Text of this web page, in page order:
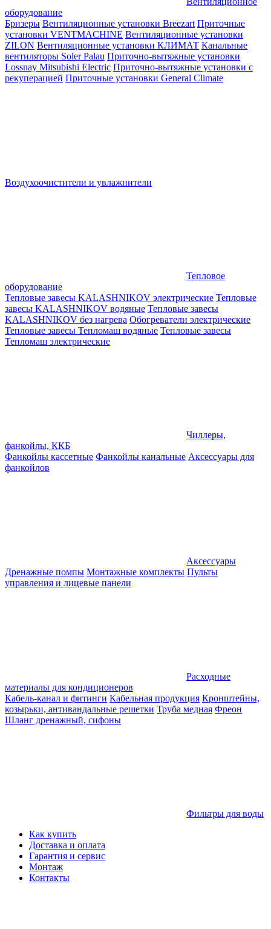
оборудование
Бризеры Вентиляционные установки Breezart Приточные
установки VENTMACHINE Вентиляционные установки
ZILON Вентиляционные установки КЛИМАТ Канальные
вентиляторы Soler Palau Приточно-вытяжные установки
Lossnay Mitsubishi Electric Приточно-вытяжные установки с
рекуперацией Приточные установки General Climate
Воздухоочистители и увлажнители
Тепловое
оборудование
Тепловые завесы KALASHNIKOV электрические Тепловые
завесы KALASHNIKOV водяные Тепловые завесы
KALASHNIKOV без нагрева Обогреватели электрические
Тепловые завесы Тепломаш водяные Тепловые завесы
Тепломаш электрические
Чиллеры,
фанкойлы, ККБ
Фанкойлы кассетные Фанкойлы канальные Аксессуары для
фанкойлов
Аксессуары
Дренажные помпы Монтажные комплекты Пульты
управления и лицевые панели
Расходные
материалы для кондиционеров
Кабель-канал и фитинги Кабельная продукция Кронштейны,
козырьки, антивандальные решетки Труба медная Фреон
Шланг дренажный, сифоны
Фильтры для воды
Как купить
Доставка и оплата
Гарантия и сервис
Монтаж
Контакты